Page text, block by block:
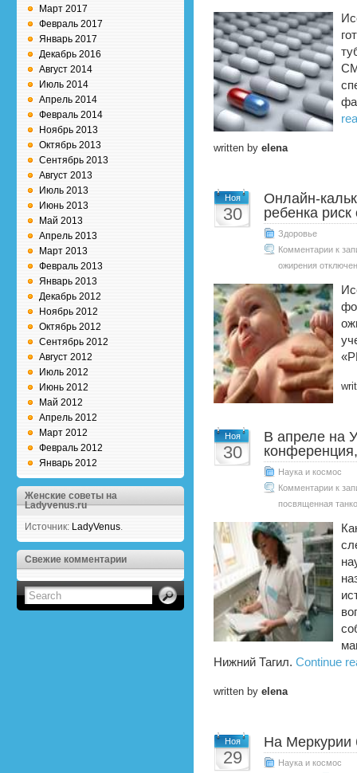
Март 2017
Февраль 2017
Январь 2017
Декабрь 2016
Август 2014
Июль 2014
Апрель 2014
Февраль 2014
Ноябрь 2013
Октябрь 2013
Сентябрь 2013
Август 2013
Июль 2013
Июнь 2013
Май 2013
Апрель 2013
Март 2013
Февраль 2013
Январь 2013
Декабрь 2012
Ноябрь 2012
Октябрь 2012
Сентябрь 2012
Август 2012
Июль 2012
Июнь 2012
Май 2012
Апрель 2012
Март 2012
Февраль 2012
Январь 2012
Женские советы на
Ladyvenus.ru
Источник: LadyVenus.
Свежие комментарии
written by elena
Ноя
30
Онлайн-
ребенка
Здоровье
Комментарии к
ожирения
Ноя
30
В апреле на
Наука и космос
Комментарии к
посвященная
Нижний Тагил. Continue
written by elena
Ноя
29
На Меркурии
Наука и космос